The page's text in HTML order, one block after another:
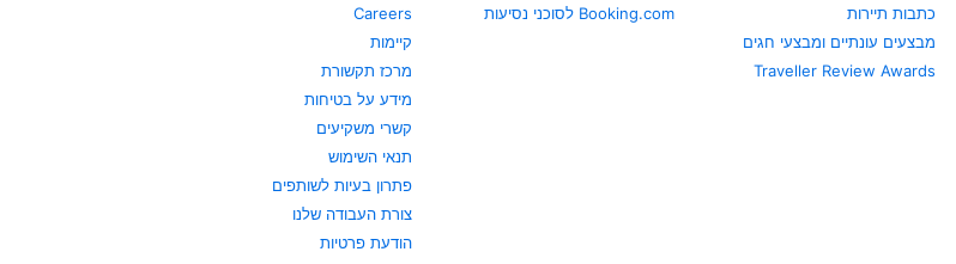
כתבות תיירות
מבצעים עונתיים ומבצעי חגים
Traveller Review Awards
Booking.com לסוכני נסיעות
Careers
קיימות
מרכז תקשורת
מידע על בטיחות
קשרי משקיעים
תנאי השימוש
פתרון בעיות לשותפים
צורת העבודה שלנו
הודעת פרטיות